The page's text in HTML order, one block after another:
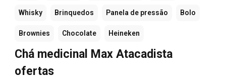
Whisky Brinquedos Panela de pressão Bolo
Brownies Chocolate Heineken
Chá medicinal Max Atacadista
ofertas